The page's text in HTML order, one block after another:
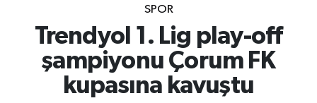
SPOR
Trendyol 1. Lig play-off
şampiyonu Çorum FK
kupasına kavuştu
ENERJİ HABERİ
GAYRİMENKUL
İstanbul Namaz Vakitleri
Trafik Durumu
Süper Lig Puan Durumu ve Fikstür